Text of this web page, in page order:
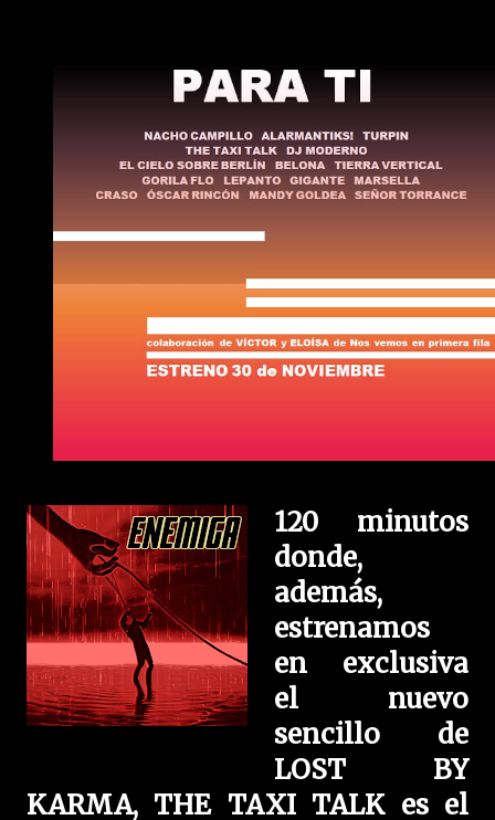
120 minutos
donde,
además,
estrenamos
en exclusiva
el nuevo
sencillo de
LOST BY
KARMA, THE TAXI TALK es el